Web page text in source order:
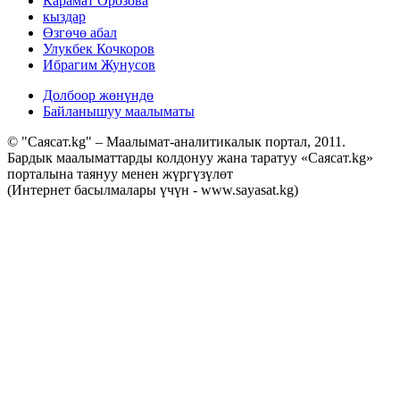
кыздар
Өзгөчө абал
Улукбек Кочкоров
Ибрагим Жунусов
Долбоор жөнүндө
Байланышуу маалыматы
© "Саясат.kg" – Маалымат-аналитикалык портал, 2011.
Бардык маалыматтарды колдонуу жана таратуу «Саясат.kg»
порталына таянуу менен жүргүзүлөт
(Интернет басылмалары үчүн - www.sayasat.kg)